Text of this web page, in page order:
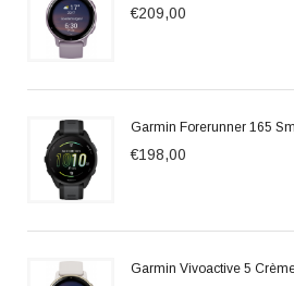
€209,00
Garmin Forerunner 165
€198,00
Garmin Vivoactive 5